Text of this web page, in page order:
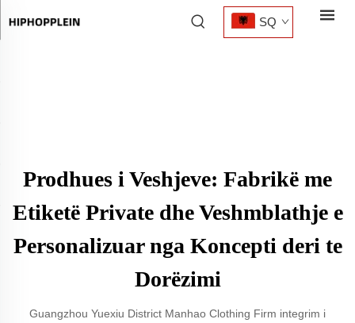
SQ
Prodhues i Veshjeve: Fabrikë me
Etiketë Private dhe Veshmblathje e
Personalizuar nga Koncepti deri te
Dorëzimi
Guangzhou Yuexiu District Manhao Clothing Firm integrim i